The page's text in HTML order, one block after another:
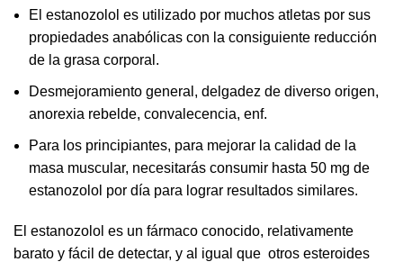
El estanozolol es utilizado por muchos atletas por sus
propiedades anabólicas con la consiguiente reducción
de la grasa corporal.
Desmejoramiento general, delgadez de diverso origen,
anorexia rebelde, convalecencia, enf.
Para los principiantes, para mejorar la calidad de la
masa muscular, necesitarás consumir hasta 50 mg de
estanozolol por día para lograr resultados similares.
El estanozolol es un fármaco conocido, relativamente
barato y fácil de detectar, y al igual que otros esteroides